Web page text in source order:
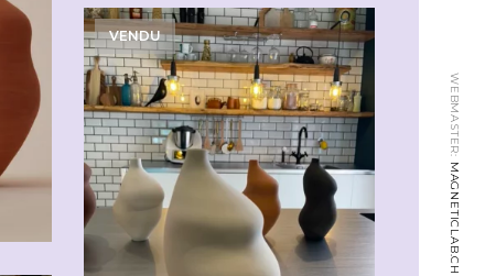
WEBMASTER:
MAGNETICLAB.CH
VENDU